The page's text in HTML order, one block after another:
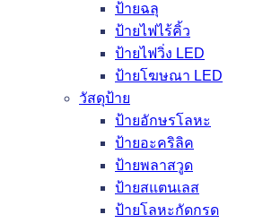
ป้ายฉลุ
ป้ายไฟไร้คิ้ว
ป้ายไฟวิ่ง LED
ป้ายโฆษณา LED
วัสดุป้าย
ป้ายอักษรโลหะ
ป้ายอะคริลิค
ป้ายพลาสวูด
ป้ายสแตนเลส
ป้ายโลหะกัดกรด